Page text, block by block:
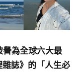
譽為全球六大最
誌》的「人生必